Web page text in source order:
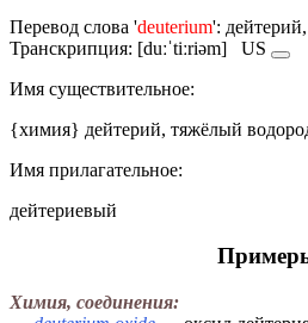
Перевод слова 'deuterium':
Транскрипция: [duːˈtiːriəm] US
Имя cуществительное:
{химия} дейтерий, тяжёлый
Имя прилагательное:
дейтериевый
Химия, соединения: